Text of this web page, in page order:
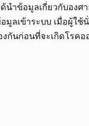
นำข้อมูลเกี่ยวกับองศ
ลเข้าระบบ เมื่อผู้ใช้
งกันก่อนที่จะเกิดโรค